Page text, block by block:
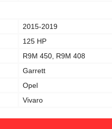
2015-2019
125 HP
R9M 450, R9M 408
Garrett
Opel
Vivaro